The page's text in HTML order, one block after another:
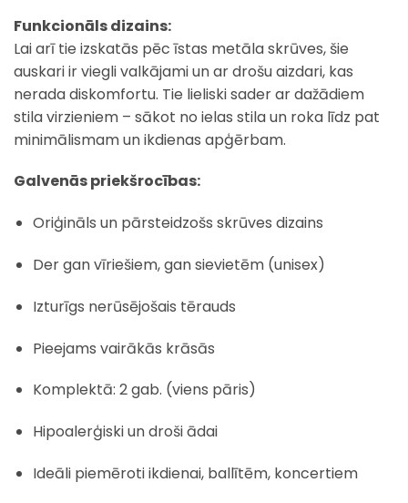
Funkcionāls dizains:
Lai arī tie izskatās pēc īstas metāla skrūves, šie
auskari ir viegli valkājami un ar drošu aizdari, kas
nerada diskomfortu. Tie lieliski sader ar dažādiem
stila virzieniem – sākot no ielas stila un roka līdz pat
minimālismam un ikdienas apģērbam.
Galvenās priekšrocības:
Oriģināls un pārsteidzošs skrūves dizains
Der gan vīriešiem, gan sievietēm (unisex)
Izturīgs nerūsējošais tērauds
Pieejams vairākās krāsās
Komplektā: 2 gab. (viens pāris)
Hipoalerģiski un droši ādai
Ideāli piemēroti ikdienai, ballītēm, koncertiem